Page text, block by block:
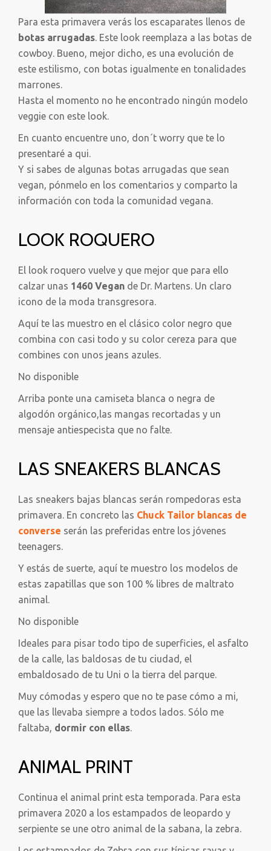
Para esta primavera verás los escaparates llenos de
botas arrugadas. Este look reemplaza a las botas de
cowboy. Bueno, mejor dicho, es una evolución de
este estilismo, con botas igualmente en tonalidades
marrones.
Hasta el momento no he encontrado ningún modelo
veggie con este look.
En cuanto encuentre uno, don´t worry que te lo
presentaré a qui.
Y si sabes de algunas botas arrugadas que sean
vegan, pónmelo en los comentarios y comparto la
información con toda la comunidad vegana.
LOOK ROQUERO
El look roquero vuelve y que mejor que para ello
calzar unas 1460 Vegan de Dr. Martens. Un claro
icono de la moda transgresora.
Aquí te las muestro en el clásico color negro que
combina con casi todo y su color cereza para que
combines con unos jeans azules.
No disponible
Arriba ponte una camiseta blanca o negra de
algodón orgánico,las mangas recortadas y un
mensaje antiespecista que no falte.
LAS SNEAKERS BLANCAS
Las sneakers bajas blancas serán rompedoras esta
primavera. En concreto las Chuck Tailor blancas de
converse serán las preferidas entre los jóvenes
teenagers.
Y estás de suerte, aquí te muestro los modelos de
estas zapatillas que son 100 % libres de maltrato
animal.
No disponible
Ideales para pisar todo tipo de superficies, el asfalto
de la calle, las baldosas de tu ciudad, el
embaldosado de tu Uni o la tierra del parque.
Muy cómodas y espero que no te pase cómo a mi,
que las llevaba siempre a todos lados. Sólo me
faltaba, dormir con ellas.
ANIMAL PRINT
Continua el animal print esta temporada. Para esta
primavera 2020 a los estampados de leopardo y
serpiente se une otro animal de la sabana, la zebra.